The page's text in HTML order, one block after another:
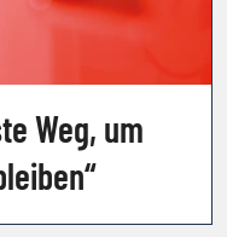
Weg, um